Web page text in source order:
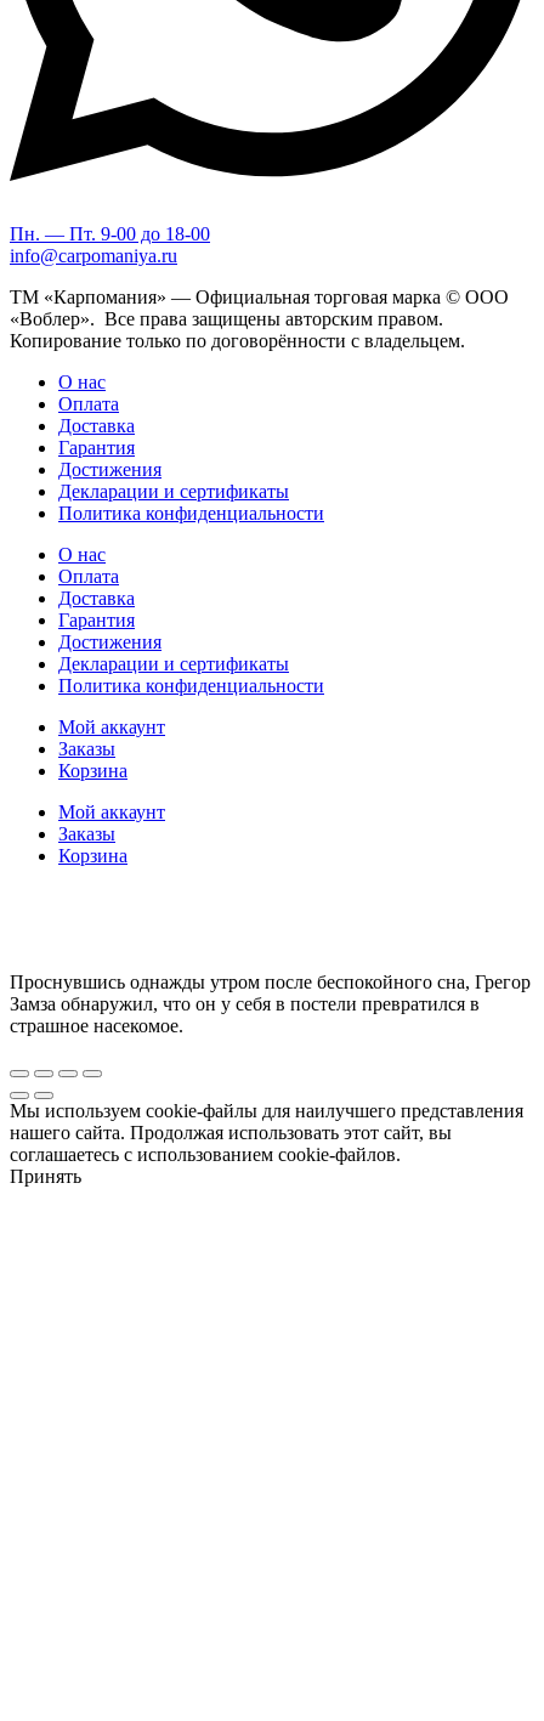
Пн. — Пт. 9-00 до 18-00
info@carpomaniya.ru
ТМ «Карпомания» — Официальная торговая марка © ООО
«Воблер». Все права защищены авторским правом.
Копирование только по договорённости с владельцем.
О нас
Оплата
Доставка
Гарантия
Достижения
Декларации и сертификаты
Политика конфиденциальности
О нас
Оплата
Доставка
Гарантия
Достижения
Декларации и сертификаты
Политика конфиденциальности
Мой аккаунт
Заказы
Корзина
Мой аккаунт
Заказы
Корзина
Проснувшись однажды утром после беспокойного сна, Грегор
Замза обнаружил, что он у себя в постели превратился в
страшное насекомое.
Мы используем cookie-файлы для наилучшего представления
нашего сайта. Продолжая использовать этот сайт, вы
соглашаетесь с использованием cookie-файлов.
Принять